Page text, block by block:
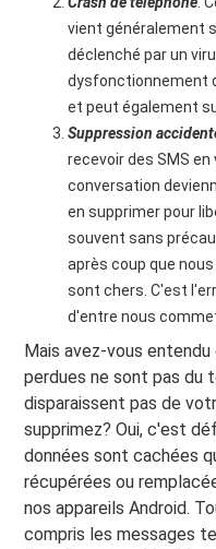
vient généralement
déclenché par un
dysfonctionnement
et peut également
Suppression
recevoir des SMS
conversation
en supprimer pour
souvent sans
après coup que
sont chers. C'est
d'entre nous
Mais avez-vous
perdues ne sont pas du
disparaissent pas de
supprimez? Oui, c'est
données sont cachées
récupérées ou
nos appareils Android.
compris les messages